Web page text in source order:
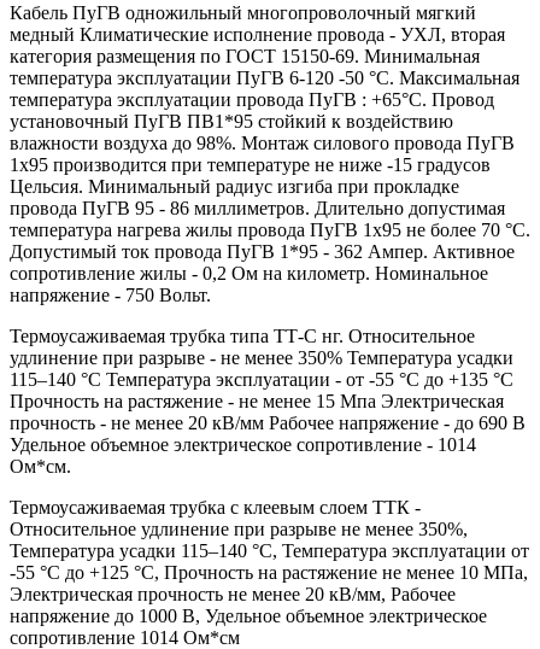
Кабель ПуГВ одножильный многопроволочный мягкий
медный Климатические исполнение провода - УХЛ, вторая
категория размещения по ГОСТ 15150-69. Минимальная
температура эксплуатации ПуГВ 6-120 -50 °С. Максимальная
температура эксплуатации провода ПуГВ : +65°С. Провод
установочный ПуГВ ПВ1*95 стойкий к воздействию
влажности воздуха до 98%. Монтаж силового провода ПуГВ
1х95 производится при температуре не ниже -15 градусов
Цельсия. Минимальный радиус изгиба при прокладке
провода ПуГВ 95 - 86 миллиметров. Длительно допустимая
температура нагрева жилы провода ПуГВ 1х95 не более 70 °С.
Допустимый ток провода ПуГВ 1*95 - 362 Ампер. Активное
сопротивление жилы - 0,2 Ом на километр. Номинальное
напряжение - 750 Вольт.
Термоусаживаемая трубка типа ТТ-С нг. Относительное
удлинение при разрыве - не менее 350% Температура усадки
115–140 °C Температура эксплуатации - от -55 °C до +135 °C
Прочность на растяжение - не менее 15 Мпа Электрическая
прочность - не менее 20 кВ/мм Рабочее напряжение - до 690 В
Удельное объемное электрическое сопротивление - 1014
Ом*см.
Термоусаживаемая трубка с клеевым слоем ТТК -
Относительное удлинение при разрыве не менее 350%,
Температура усадки 115–140 °C, Температура эксплуатации от
-55 °C до +125 °C, Прочность на растяжение не менее 10 МПа,
Электрическая прочность не менее 20 кВ/мм, Рабочее
напряжение до 1000 В, Удельное объемное электрическое
сопротивление 1014 Ом*см